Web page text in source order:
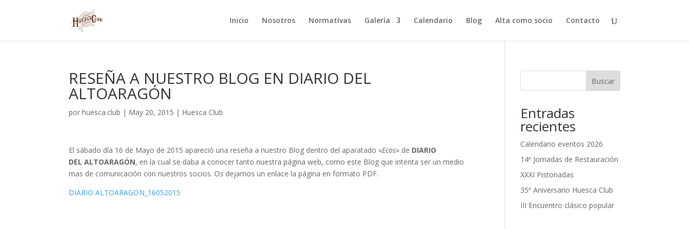
Inicio Nosotros Normativas Galería Calendario Blog Alta como socio Contacto
RESEÑA A NUESTRO BLOG EN DIARIO DEL
ALTOARAGÓN
porhuesca.club | May 20, 2015 | Huesca Club
El sábado día 16 de Mayo de 2015 apareció una reseña a nuestro Blog dentro del aparatado «Ecos» de DIARIO
DEL ALTOARAGÓN, en la cual se daba a conocer tanto nuestra página web, como este Blog que intenta ser un medio
mas de comunicación con nuestros socios. Os dejamos un enlace la página en formato PDF.
DIARIO ALTOARAGON_16052015
Buscar
Entradas
recientes
Calendario eventos 2026
14ª Jornadas de Restauración
XXXI Pistonadas
35º Aniversario Huesca Club
III Encuentro clásico popular